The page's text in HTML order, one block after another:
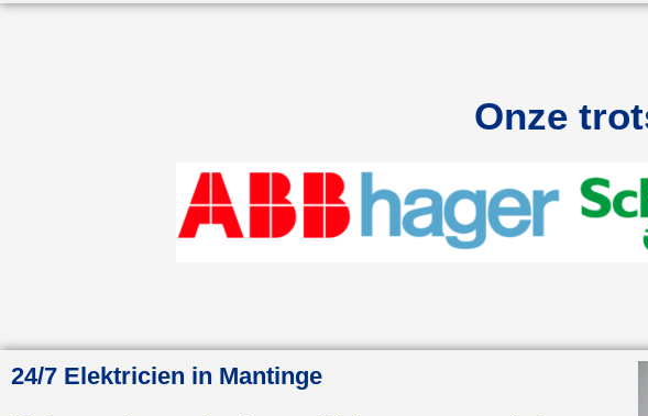
Onze
24/7 Elektricien in Mantinge